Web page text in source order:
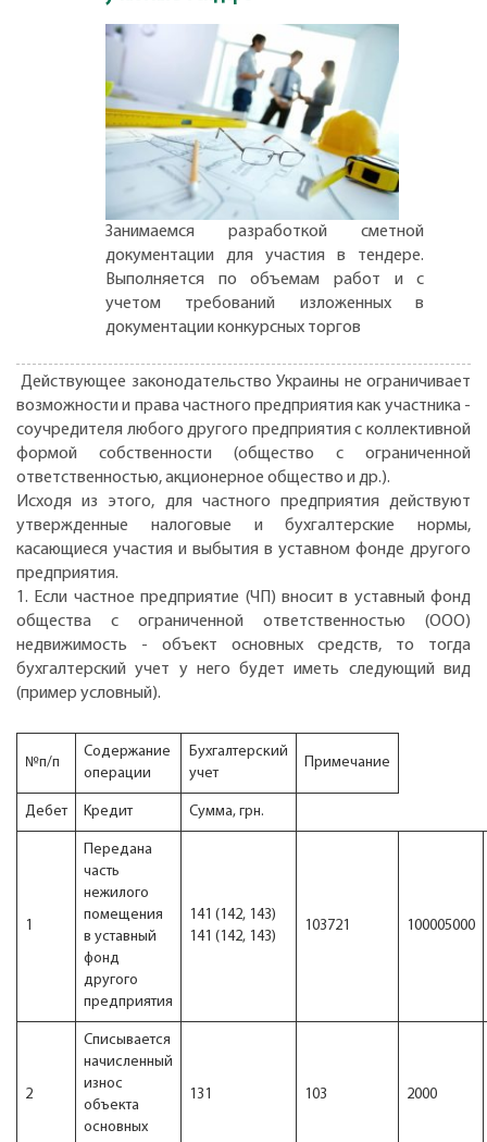
Занимаемся разработкой сметной
документации для участия в тендере.
Выполняется по объемам работ и с
учетом требований изложенных в
документации конкурсных торгов
Действующее законодательство Украины не ограничивает
возможности и права частного предприятия как участника -
соучредителя любого другого предприятия с коллективной
формой собственности (общество с ограниченной
ответственностью, акционерное общество и др.).
Исходя из этого, для частного предприятия действуют
утвержденные налоговые и бухгалтерские нормы,
касающиеся участия и выбытия в уставном фонде другого
предприятия.
1. Если частное предприятие (ЧП) вносит в уставный фонд
общества с ограниченной ответственностью (ООО)
недвижимость - объект основных средств, то тогда
бухгалтерский учет у него будет иметь следующий вид
(пример условный).
№п/п
Содержание
операции
Бухгалтерский
учет
Примечание
Дебет Kредит Сумма, грн.
1
Передана
часть
нежилого
помещения
в уставный
фонд
другого
предприятия
141 (142, 143)
141 (142, 143)
103721 100005000
2
Списывается
начисленный
износ
объекта
основных
131 103 2000